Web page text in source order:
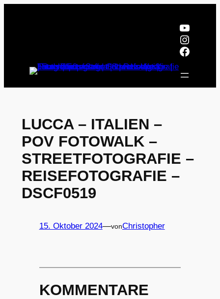
LUCCA – ITALIEN –
POV FOTOWALK –
STREETFOTOGRAFIE –
REISEFOTOGRAFIE –
DSCF0519
15. Oktober 2024—vonChristopher
KOMMENTARE